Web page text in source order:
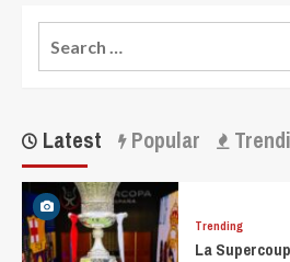
Latest Popular
Trending
La